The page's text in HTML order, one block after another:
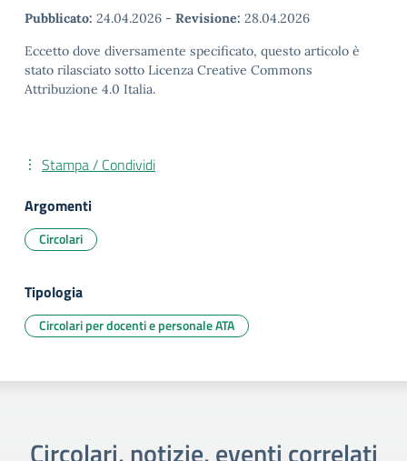
Pubblicato: 24.04.2026 - Revisione: 28.04.2026
Eccetto dove diversamente specificato, questo articolo è
stato rilasciato sotto Licenza Creative Commons
Attribuzione 4.0 Italia.
Stampa / Condividi
Argomenti
Circolari
Tipologia
Circolari per docenti e personale ATA